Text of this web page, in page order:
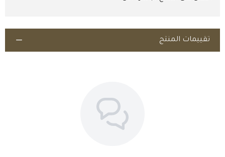
اطلب المنتج
تقييمات المنتج